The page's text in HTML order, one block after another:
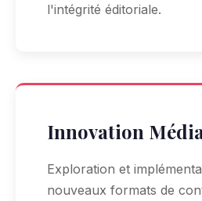
l'intégrité éditoriale.
Innovation
Exploration et
nouveaux formats de